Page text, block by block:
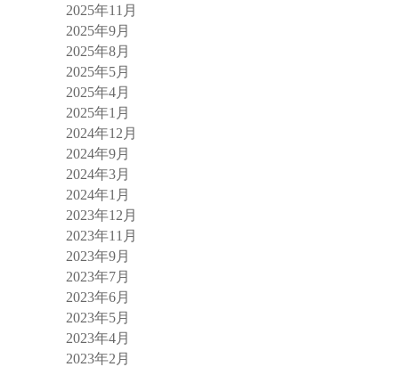
2025年11月
2025年9月
2025年8月
2025年5月
2025年4月
2025年1月
2024年12月
2024年9月
2024年3月
2024年1月
2023年12月
2023年11月
2023年9月
2023年7月
2023年6月
2023年5月
2023年4月
2023年2月